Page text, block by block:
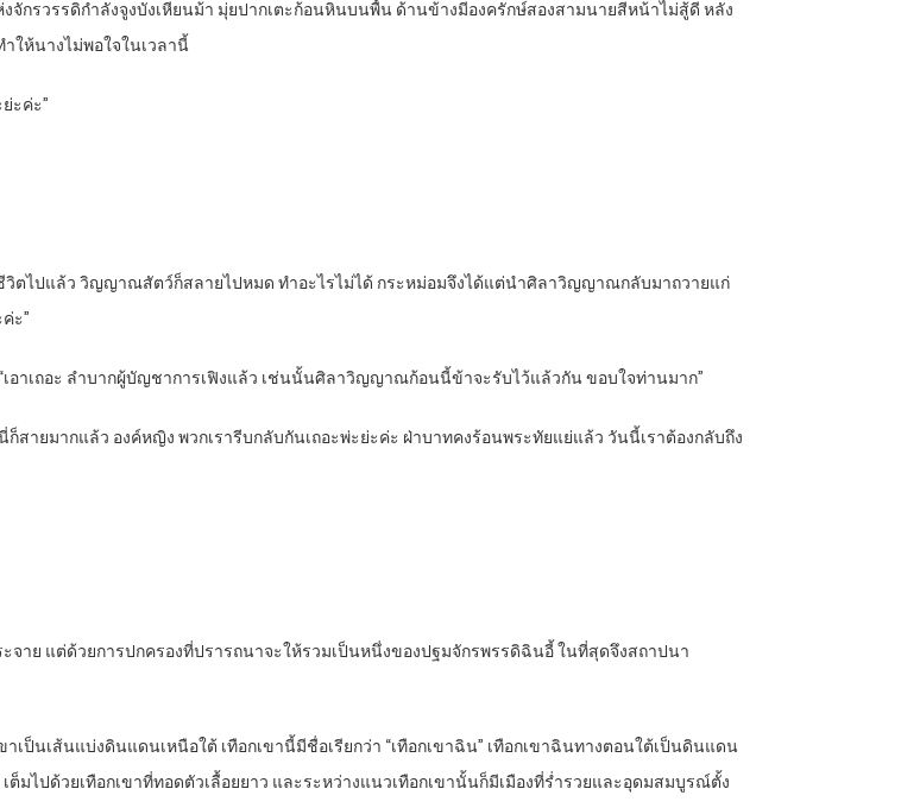
รวรรดิกำลังจูงบังเหียนม้า มุ่ยปากเตะก้อนหินบนพื้น ด้านข้างมีองครักษ์สองสามนายสีหน้าไม่สู้ดี หลัง
ให้นางไม่พอใจในเวลานี้
ะค่ะ”
วิตไปแล้ว วิญญาณสัตว์ก็สลายไปหมด ทำอะไรไม่ได้ กระหม่อมจึงได้แต่นำศิลาวิญญาณกลับมาถวายแก่
ะ”
าเถอะ ลำบากผู้บัญชาการเฟิงแล้ว เช่นนั้นศิลาวิญญาณก้อนนี้ข้าจะรับไว้แล้วกัน ขอบใจท่านมาก”
สายมากแล้ว องค์หญิง พวกเรารีบกลับกันเถอะพ่ะย่ะค่ะ ฝ่าบาทคงร้อนพระทัยแย่แล้ว วันนี้เราต้องกลับถึง
าย แต่ด้วยการปกครองที่ปรารถนาจะให้รวมเป็นหนึ่งของปฐมจักรพรรดิฉินอี้ ในที่สุดจึงสถาปนา
ป็นเส้นแบ่งดินแดนเหนือใต้ เทือกเขานี้มีชื่อเรียกว่า “เทือกเขาฉิน” เทือกเขาฉินทางตอนใต้เป็นดินแดน
ไปด้วยเทือกเขาที่ทอดตัวเลื้อยยาว และระหว่างแนวเทือกเขานั้นก็มีเมืองที่ร่ำรวยและอุดมสมบูรณ์ตั้ง